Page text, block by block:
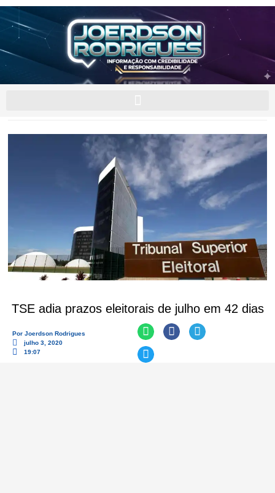
TSE adia prazos eleitorais de julho em 42 dias
Por Joerdson Rodrigues
julho 3, 2020
19:07